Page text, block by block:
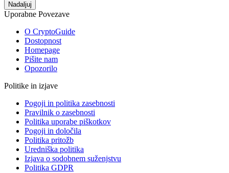
Nadaljuj
Uporabne Povezave
O CryptoGuide
Dostopnost
Homepage
Pišite nam
Opozorilo
Politike in izjave
Pogoji in politika zasebnosti
Pravilnik o zasebnosti
Politika uporabe piškotkov
Pogoji in določila
Politika pritožb
Uredniška politika
Izjava o sodobnem suženjstvu
Politika GDPR